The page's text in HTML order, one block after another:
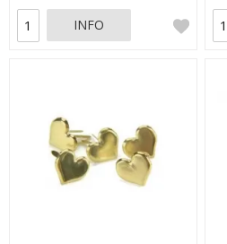
INFO